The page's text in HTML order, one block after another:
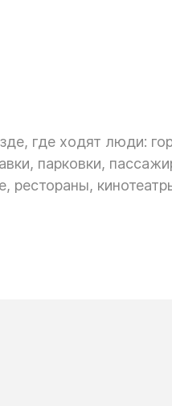
где ходят люди:
парковки,
рестораны,